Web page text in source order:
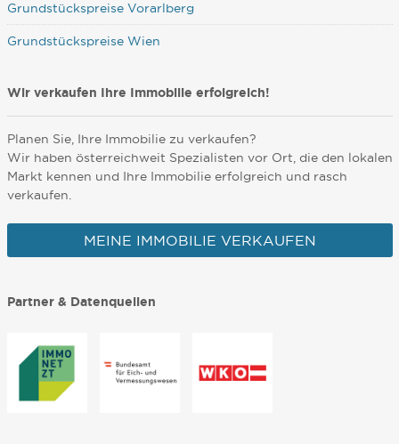
Grundstückspreise Vorarlberg
Grundstückspreise Wien
Wir verkaufen Ihre Immobilie erfolgreich!
Planen Sie, Ihre Immobilie zu verkaufen?
Wir haben österreichweit Spezialisten vor Ort, die den lokalen
Markt kennen und Ihre Immobilie erfolgreich und rasch
verkaufen.
MEINE IMMOBILIE VERKAUFEN
Partner & Datenquellen